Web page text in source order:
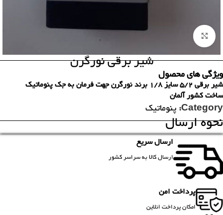
برای بزرگنمایی کلیک کنید
شیر برقی نورگرن
ویژگی های محصول
شیر برقی 5/2 سایز 1/8 برند نورگرن جهت فرمان به جک پنوماتیک
ساخت کشور آلمان
Category: پنوماتیک
نحوه ارسال
ارسال سریع
ارسال کالا به سراسر کشور
پرداخت امن
امکان پرداخت انلاین